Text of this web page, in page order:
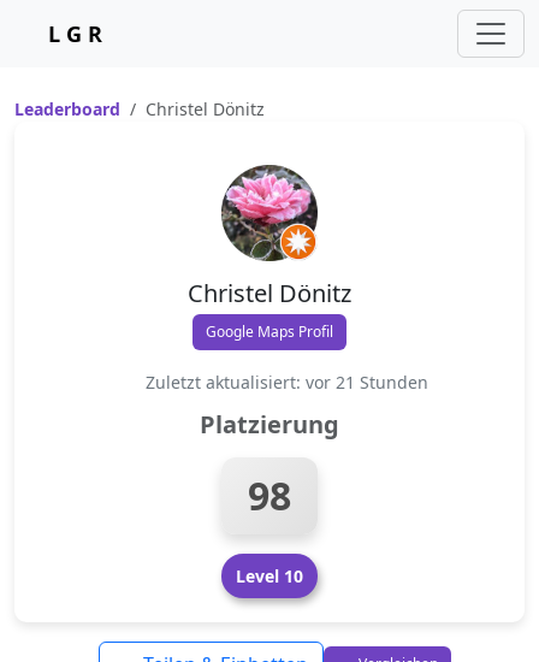
L G R
Leaderboard Christel Dönitz
Christel Dönitz
Google Maps Profil
Zuletzt aktualisiert: vor 21 Stunden
Platzierung
98
Level 10